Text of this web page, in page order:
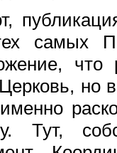
самых
но
Тут,